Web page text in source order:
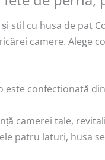
cu husa de pat
camere. Alege
este confectionată
camerei tale,
patru laturi, husa